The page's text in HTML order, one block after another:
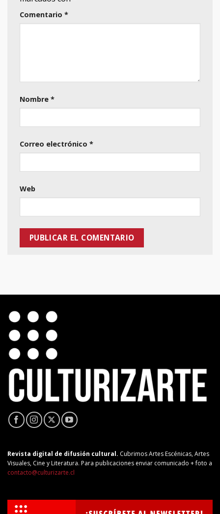
Comentario *
Nombre *
Correo electrónico *
Web
Revista digital de difusión cultural. Cubrimos Artes Escénicas, Artes
Visuales, Cine y Literatura. Para publicaciones enviar comunicado + foto a
contacto@culturizarte.cl